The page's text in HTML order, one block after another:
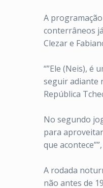
A
conterrâneos
Clezar e
“”Ele (Neis), é
seguir adiante
República
No segundo
para
que
A rodada
não antes de